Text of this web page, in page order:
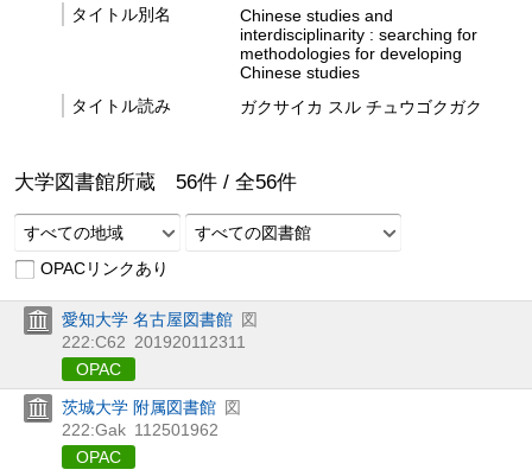
タイトル別名
Chinese studies and
interdisciplinarity : searching for
methodologies for developing
Chinese studies
タイトル読み
ガクサイカ スル チュウゴクガク
大学図書館所蔵 56件 / 全56件
すべての地域
すべての図書館
OPACリンクあり
愛知大学 名古屋図書館 図
222:C62 201920112311
OPAC
茨城大学 附属図書館 図
222:Gak 112501962
OPAC